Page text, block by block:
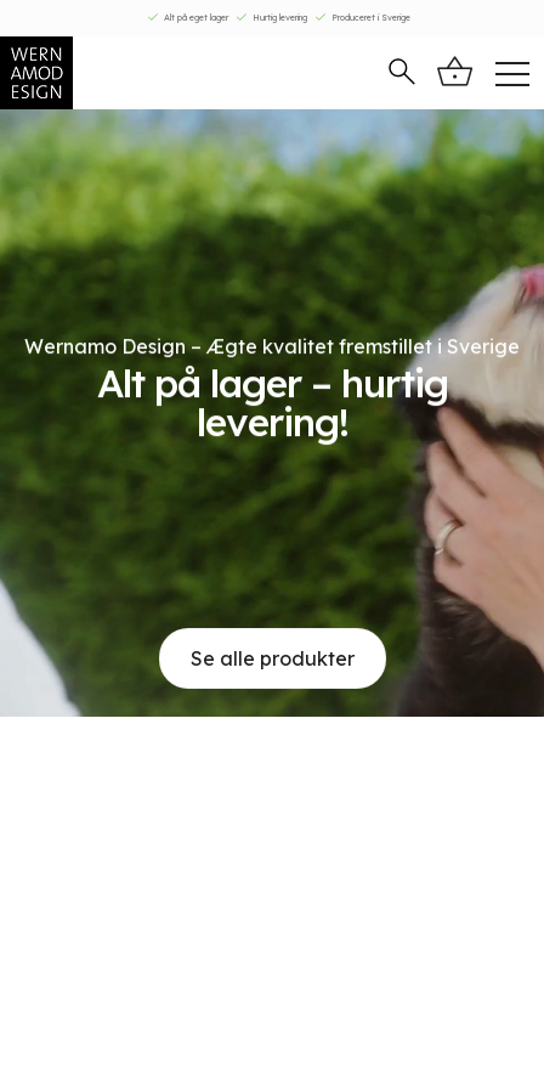
til
indhold
Alt på eget lager Hurtig levering Produceret i Sverige
Wernamo Design – Ægte kvalitet fremstillet i Sverige
Alt på lager – hurtig
levering!
Se alle produkter